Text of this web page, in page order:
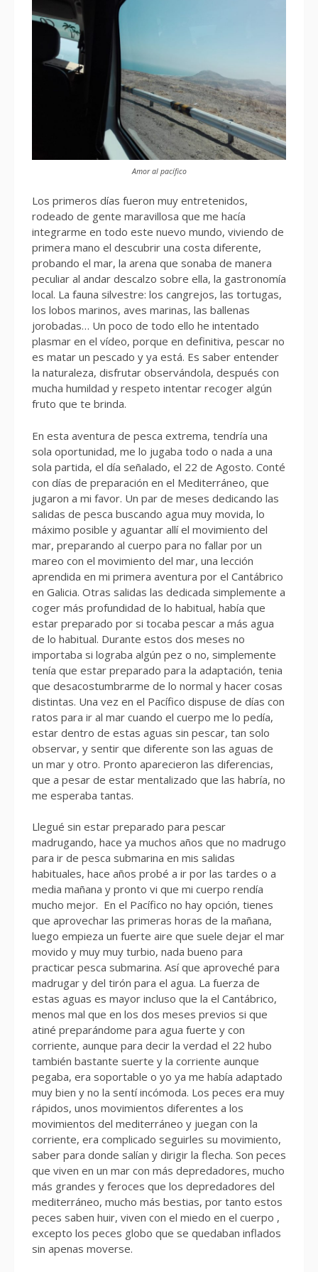
Amor al pacífico
Los primeros días fueron muy entretenidos,
rodeado de gente maravillosa que me hacía
integrarme en todo este nuevo mundo, viviendo de
primera mano el descubrir una costa diferente,
probando el mar, la arena que sonaba de manera
peculiar al andar descalzo sobre ella, la gastronomía
local. La fauna silvestre: los cangrejos, las tortugas,
los lobos marinos, aves marinas, las ballenas
jorobadas… Un poco de todo ello he intentado
plasmar en el vídeo, porque en definitiva, pescar no
es matar un pescado y ya está. Es saber entender
la naturaleza, disfrutar observándola, después con
mucha humildad y respeto intentar recoger algún
fruto que te brinda.
En esta aventura de pesca extrema, tendría una
sola oportunidad, me lo jugaba todo o nada a una
sola partida, el día señalado, el 22 de Agosto. Conté
con días de preparación en el Mediterráneo, que
jugaron a mi favor. Un par de meses dedicando las
salidas de pesca buscando agua muy movida, lo
máximo posible y aguantar allí el movimiento del
mar, preparando al cuerpo para no fallar por un
mareo con el movimiento del mar, una lección
aprendida en mi primera aventura por el Cantábrico
en Galicia. Otras salidas las dedicada simplemente a
coger más profundidad de lo habitual, había que
estar preparado por si tocaba pescar a más agua
de lo habitual. Durante estos dos meses no
importaba si lograba algún pez o no, simplemente
tenía que estar preparado para la adaptación, tenia
que desacostumbrarme de lo normal y hacer cosas
distintas. Una vez en el Pacífico dispuse de días con
ratos para ir al mar cuando el cuerpo me lo pedía,
estar dentro de estas aguas sin pescar, tan solo
observar, y sentir que diferente son las aguas de
un mar y otro. Pronto aparecieron las diferencias,
que a pesar de estar mentalizado que las habría, no
me esperaba tantas.
Llegué sin estar preparado para pescar
madrugando, hace ya muchos años que no madrugo
para ir de pesca submarina en mis salidas
habituales, hace años probé a ir por las tardes o a
media mañana y pronto vi que mi cuerpo rendía
mucho mejor. En el Pacífico no hay opción, tienes
que aprovechar las primeras horas de la mañana,
luego empieza un fuerte aire que suele dejar el mar
movido y muy muy turbio, nada bueno para
practicar pesca submarina. Así que aproveché para
madrugar y del tirón para el agua. La fuerza de
estas aguas es mayor incluso que la el Cantábrico,
menos mal que en los dos meses previos si que
atiné preparándome para agua fuerte y con
corriente, aunque para decir la verdad el 22 hubo
también bastante suerte y la corriente aunque
pegaba, era soportable o yo ya me había adaptado
muy bien y no la sentí incómoda. Los peces era muy
rápidos, unos movimientos diferentes a los
movimientos del mediterráneo y juegan con la
corriente, era complicado seguirles su movimiento,
saber para donde salían y dirigir la flecha. Son peces
que viven en un mar con más depredadores, mucho
más grandes y feroces que los depredadores del
mediterráneo, mucho más bestias, por tanto estos
peces saben huir, viven con el miedo en el cuerpo ,
excepto los peces globo que se quedaban inflados
sin apenas moverse.